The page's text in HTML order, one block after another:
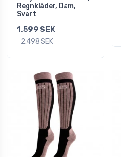
Regnkläder, Dam,
Svart
1.599 SEK
2.498 SEK